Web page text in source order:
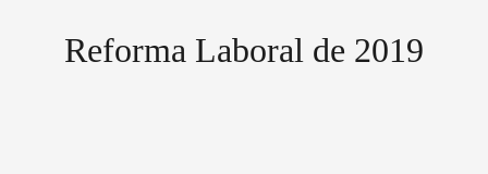
SERVICIOS
Reforma Laboral de 2019